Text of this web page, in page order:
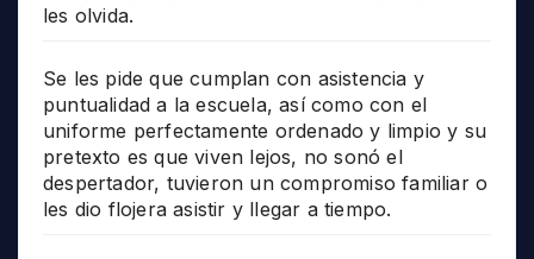
les olvida.
Se les pide que cumplan con asistencia y
puntualidad a la escuela, así como con el
uniforme perfectamente ordenado y limpio y su
pretexto es que viven lejos, no sonó el
despertador, tuvieron un compromiso familiar o
les dio flojera asistir y llegar a tiempo.